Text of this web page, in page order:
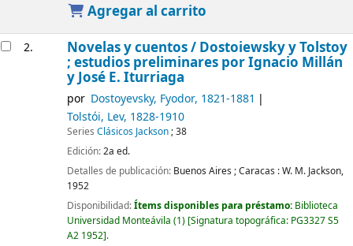
Agregar al carrito
2. Novelas y cuentos / Dostoiewsky y Tolstoy
; estudios preliminares por Ignacio Millán
y José E. Iturriaga
por Dostoyevsky, Fyodor, 1821-1881
Tolstói, Lev, 1828-1910
Series Clásicos Jackson; 38
Edición:2a ed.
Detalles de publicación: Buenos Aires ; Caracas :W. M. Jackson,
1952
Disponibilidad:Ítems disponibles para préstamo: Biblioteca
Universidad Monteávila (1) Signatura topográfica: PG3327 S5
A2 1952 .